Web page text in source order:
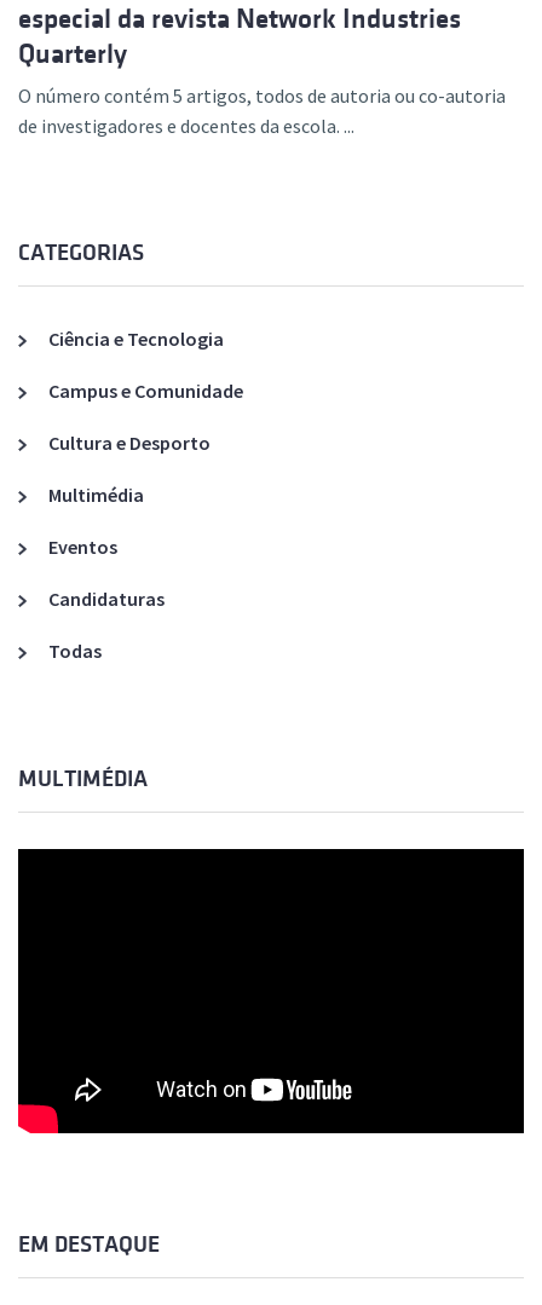
especial da revista Network Industries
Quarterly
O número contém 5 artigos, todos de autoria ou co-autoria
de investigadores e docentes da escola. ...
CATEGORIAS
Ciência e Tecnologia
Campus e Comunidade
Cultura e Desporto
Multimédia
Eventos
Candidaturas
Todas
MULTIMÉDIA
EM DESTAQUE